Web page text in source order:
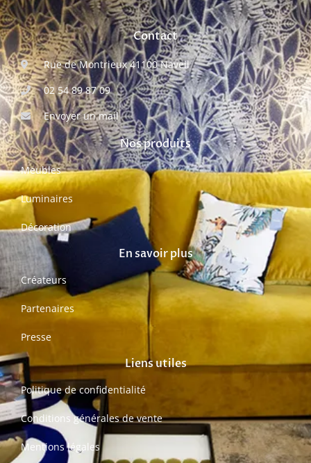
Contact
Rue de Montrieux 41100 Naveil
02 54 89 87 09
Envoyer un mail
Nos produits
Meubles
Luminaires
Décoration
En savoir plus
Créateurs
Partenaires
Presse
Liens utiles
Politique de confidentialité
Conditions générales de vente
Mentions légales